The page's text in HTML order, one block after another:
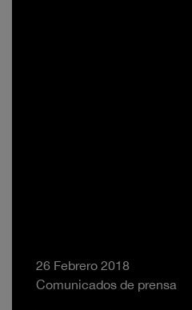
26 Febrero 2018
Comunicados de prensa